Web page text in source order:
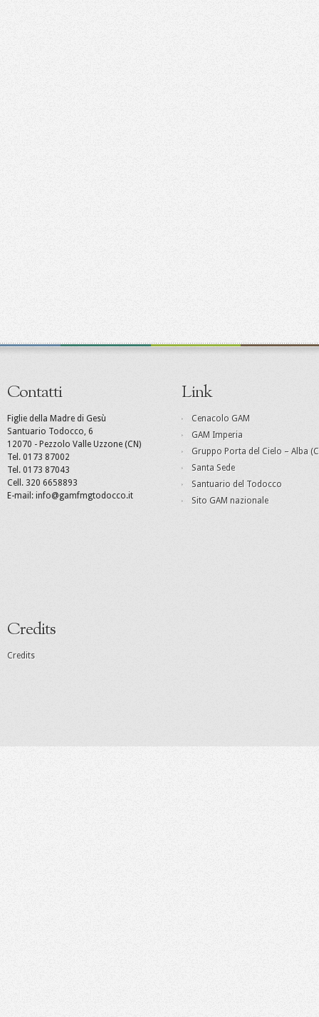
Contatti
Figlie della Madre di Gesù
Santuario Todocco, 6
12070 - Pezzolo Valle Uzzone (CN)
Tel. 0173 87002
Tel. 0173 87043
Cell. 320 6658893
E-mail: info@gamfmgtodocco.it
Link
Cenacolo GAM
GAM Imperia
Gruppo Porta del Cielo – Alba
Santa Sede
Santuario del Todocco
Sito GAM nazionale
Credits
Credits